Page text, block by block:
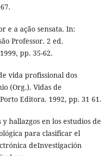
e a ação sensata. In:
Professor. 2 ed.
pp. 35-62.
vida profissional dos
(Org.). Vidas de
Editora. 1992, pp. 31 61.
hallazgos en los estudios de
para clasificar el
deInvestigación